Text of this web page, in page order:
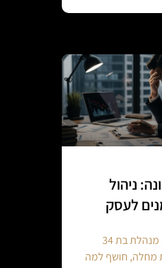
ניהול
לעסק
הסיפור של עדי, מנהלת בת 34
מחלה, חושף למה